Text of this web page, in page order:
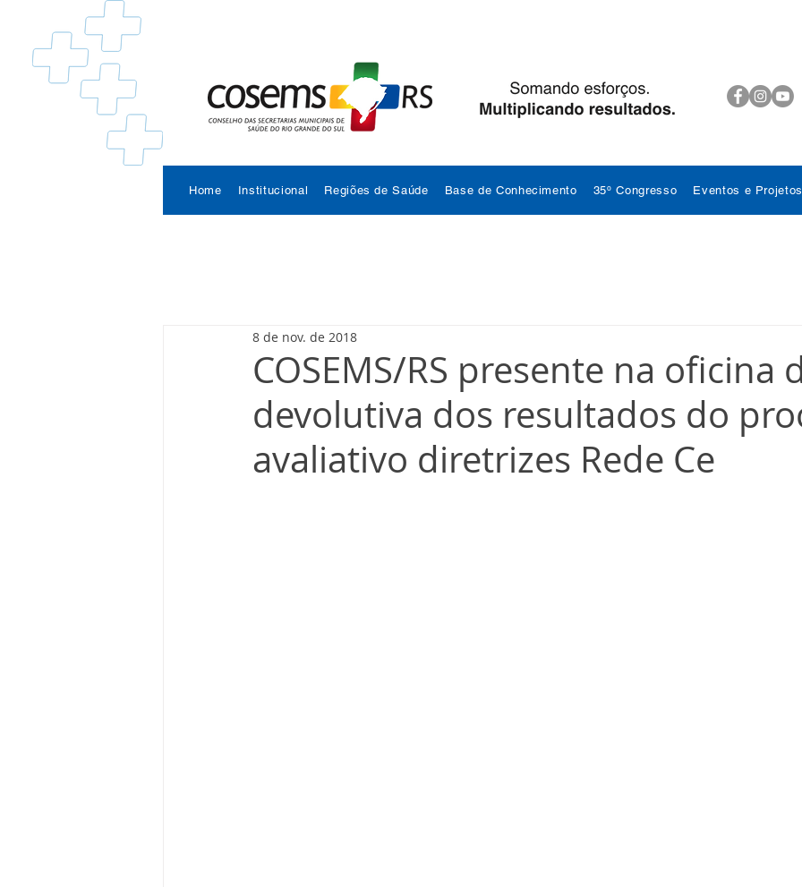
Home Institucional Regiões de Saúde Base de Conhecimento 35º Congresso Eventos e Projetos
COSEMS/RS presente na oficina
devolutiva dos resultados do
avaliativo diretrizes Rede Ce
8 de nov. de 2018